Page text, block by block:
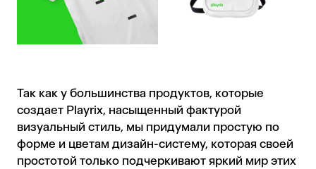
Так как у большинства продуктов, которые
создает Playrix, насыщенный фактурой
визуальный стиль, мы придумали простую по
форме и цветам дизайн-систему, которая своей
простотой только подчеркивают яркий мир этих